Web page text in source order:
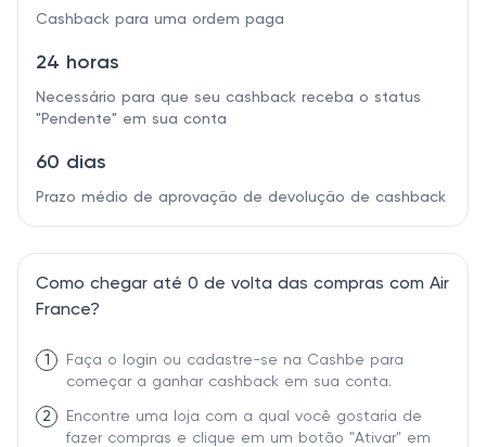
Cashback para uma ordem paga
24 horas
Necessário para que seu cashback receba o status
"Pendente" em sua conta
60 dias
Prazo médio de aprovação de devolução de cashback
Como chegar até 0 de volta das compras com Air
France?
1
Faça o login ou cadastre-se na Cashbe para
começar a ganhar cashback em sua conta.
2
Encontre uma loja com a qual você gostaria de
fazer compras e clique em um botão "Ativar" em